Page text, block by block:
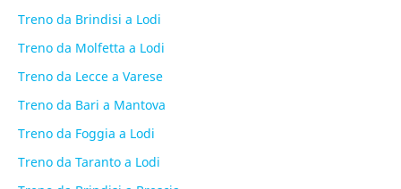
Treno da Brindisi a Lodi
Treno da Molfetta a Lodi
Treno da Lecce a Varese
Treno da Bari a Mantova
Treno da Foggia a Lodi
Treno da Taranto a Lodi